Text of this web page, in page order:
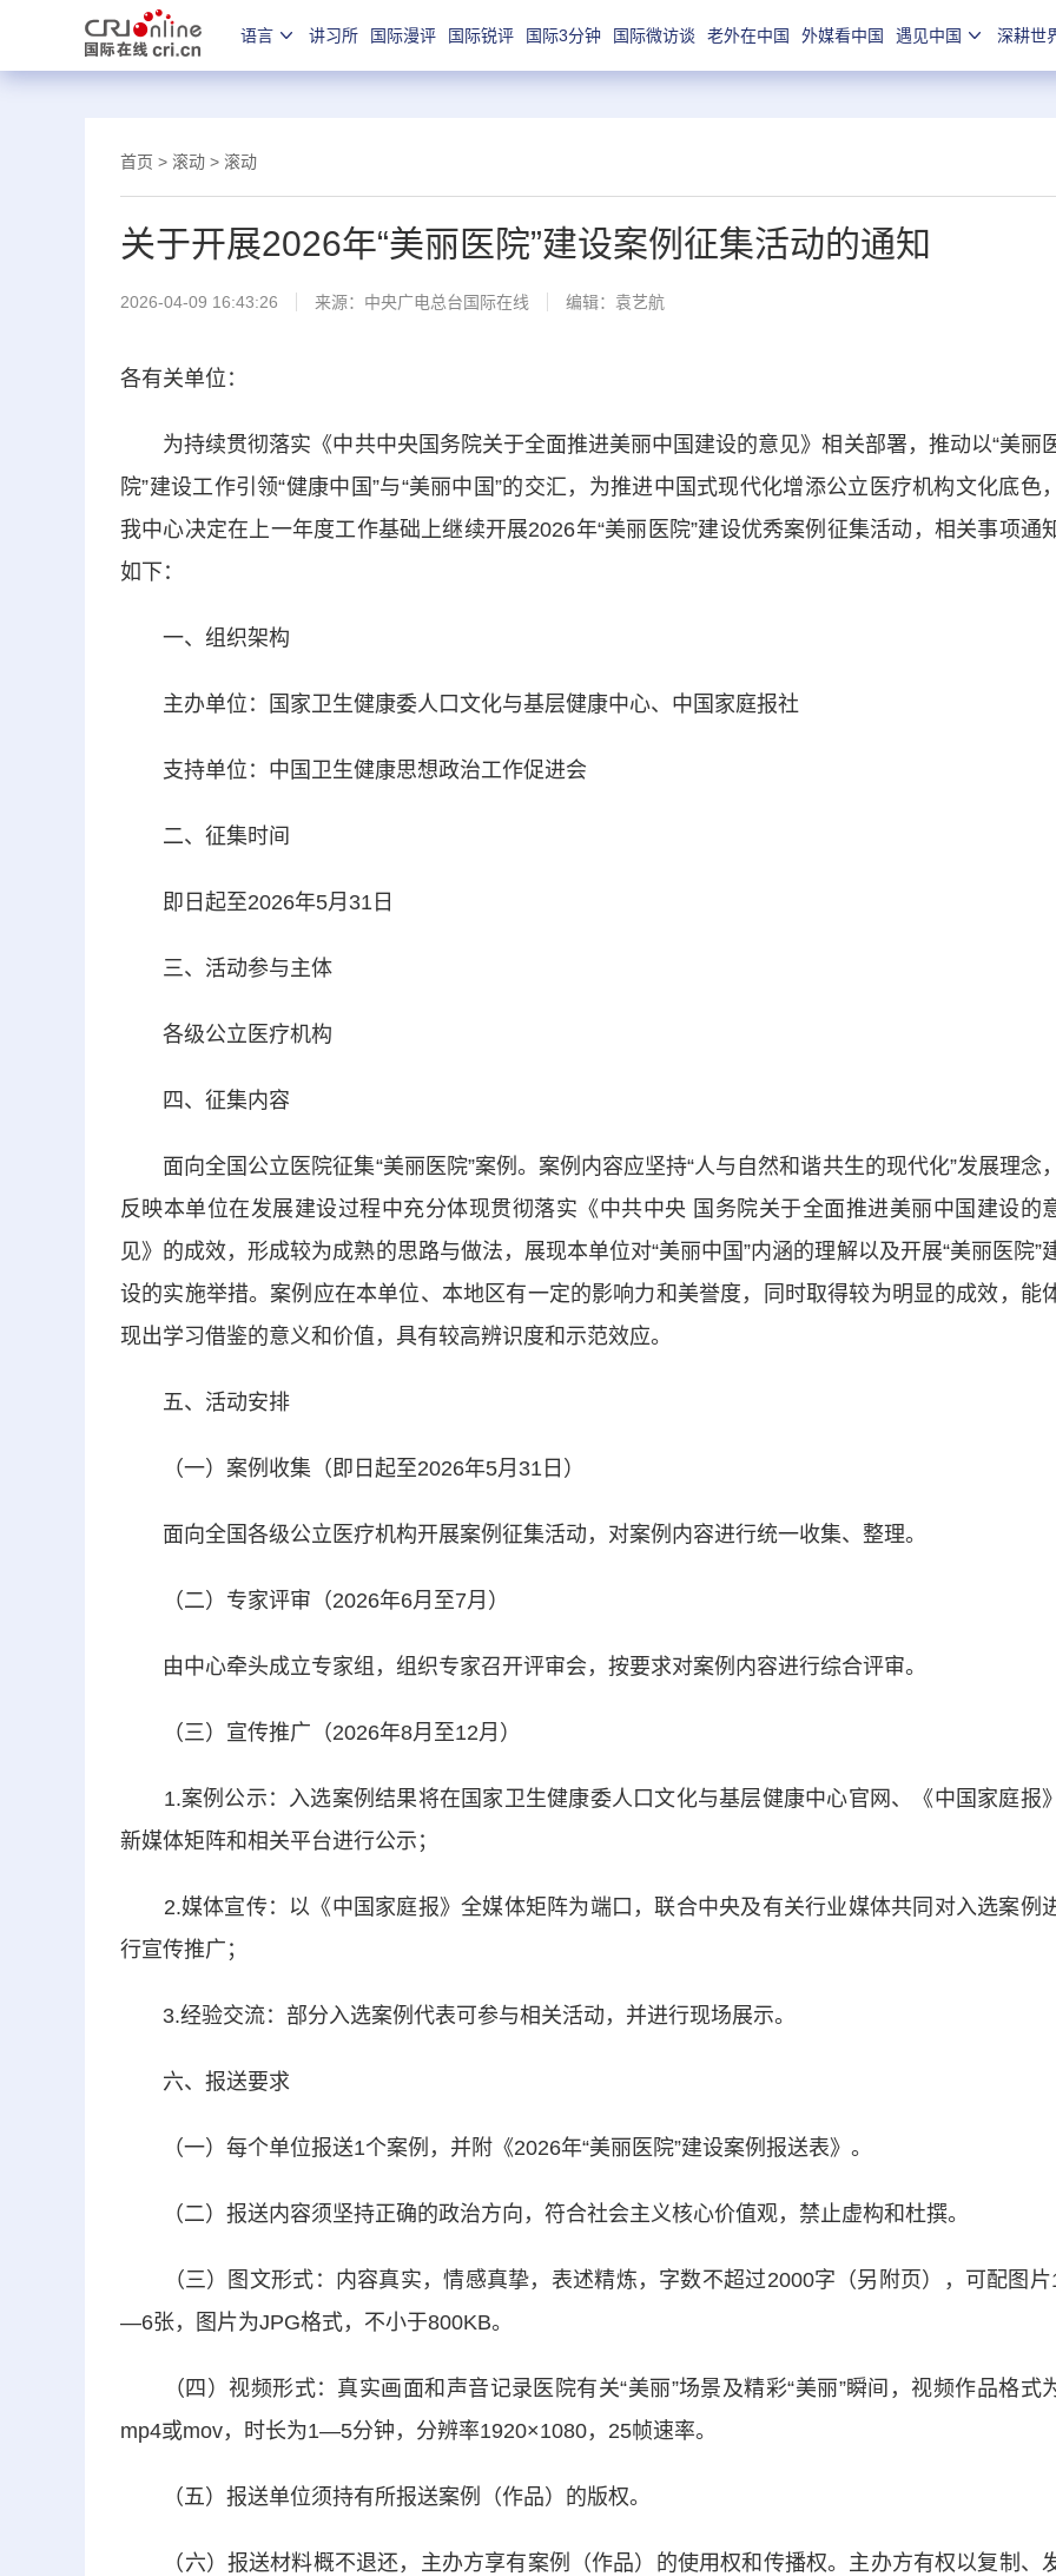
语言 讲习所 国际漫评 国际锐评 国际3分钟 国际微访谈 老外在中国 外媒看中国 遇见中国 深耕世
首页 > 滚动 > 滚动
关于开展2026年“美丽医院”建设案例征集活动的通知
2026-04-09 16:43:26 来源：中央广电总台国际在线 编辑：袁艺航
各有关单位：
为持续贯彻落实《中共中央国务院关于全面推进美丽中国建设的意见》相关部署，推动以“美丽
院”建设工作引领“健康中国”与“美丽中国”的交汇，为推进中国式现代化增添公立医疗机构文化底色
我中心决定在上一年度工作基础上继续开展2026年“美丽医院”建设优秀案例征集活动，相关事项通
如下：
一、组织架构
主办单位：国家卫生健康委人口文化与基层健康中心、中国家庭报社
支持单位：中国卫生健康思想政治工作促进会
二、征集时间
即日起至2026年5月31日
三、活动参与主体
各级公立医疗机构
四、征集内容
面向全国公立医院征集“美丽医院”案例。案例内容应坚持“人与自然和谐共生的现代化”发展理念
反映本单位在发展建设过程中充分体现贯彻落实《中共中央 国务院关于全面推进美丽中国建设的
见》的成效，形成较为成熟的思路与做法，展现本单位对“美丽中国”内涵的理解以及开展“美丽医院”
设的实施举措。案例应在本单位、本地区有一定的影响力和美誉度，同时取得较为明显的成效，能
现出学习借鉴的意义和价值，具有较高辨识度和示范效应。
五、活动安排
（一）案例收集（即日起至2026年5月31日）
面向全国各级公立医疗机构开展案例征集活动，对案例内容进行统一收集、整理。
（二）专家评审（2026年6月至7月）
由中心牵头成立专家组，组织专家召开评审会，按要求对案例内容进行综合评审。
（三）宣传推广（2026年8月至12月）
1.案例公示：入选案例结果将在国家卫生健康委人口文化与基层健康中心官网、《中国家庭报
新媒体矩阵和相关平台进行公示；
2.媒体宣传：以《中国家庭报》全媒体矩阵为端口，联合中央及有关行业媒体共同对入选案例
行宣传推广；
3.经验交流：部分入选案例代表可参与相关活动，并进行现场展示。
六、报送要求
（一）每个单位报送1个案例，并附《2026年“美丽医院”建设案例报送表》。
（二）报送内容须坚持正确的政治方向，符合社会主义核心价值观，禁止虚构和杜撰。
（三）图文形式：内容真实，情感真挚，表述精炼，字数不超过2000字（另附页），可配图片
—6张，图片为JPG格式，不小于800KB。
（四）视频形式：真实画面和声音记录医院有关“美丽”场景及精彩“美丽”瞬间，视频作品格式
mp4或mov，时长为1—5分钟，分辨率1920×1080，25帧速率。
（五）报送单位须持有所报送案例（作品）的版权。
（六）报送材料概不退还，主办方享有案例（作品）的使用权和传播权。主办方有权以复制、